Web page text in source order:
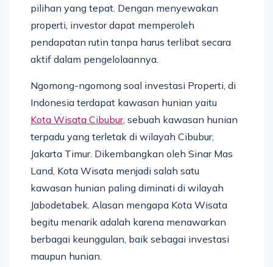
pilihan yang tepat. Dengan menyewakan
properti, investor dapat memperoleh
pendapatan rutin tanpa harus terlibat secara
aktif dalam pengelolaannya.
Ngomong-ngomong soal investasi Properti, di
Indonesia terdapat kawasan hunian yaitu
Kota Wisata Cibubur, sebuah kawasan hunian
terpadu yang terletak di wilayah Cibubur,
Jakarta Timur. Dikembangkan oleh Sinar Mas
Land, Kota Wisata menjadi salah satu
kawasan hunian paling diminati di wilayah
Jabodetabek. Alasan mengapa Kota Wisata
begitu menarik adalah karena menawarkan
berbagai keunggulan, baik sebagai investasi
maupun hunian.